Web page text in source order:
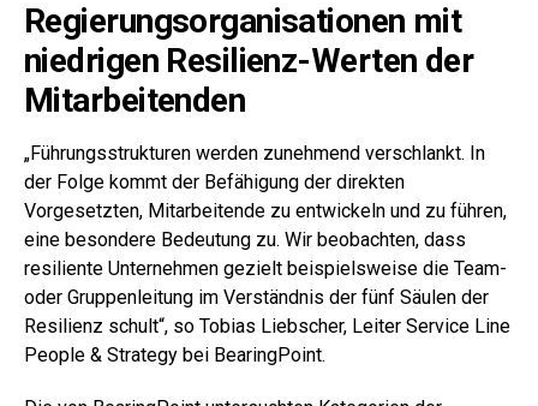
Regierungsorganisationen mit
niedrigen Resilienz-Werten der
Mitarbeitenden
„Führungsstrukturen werden zunehmend verschlankt. In
der Folge kommt der Befähigung der direkten
Vorgesetzten, Mitarbeitende zu entwickeln und zu führen,
eine besondere Bedeutung zu. Wir beobachten, dass
resiliente Unternehmen gezielt beispielsweise die Team-
oder Gruppenleitung im Verständnis der fünf Säulen der
Resilienz schult“, so Tobias Liebscher, Leiter Service Line
People & Strategy bei BearingPoint.